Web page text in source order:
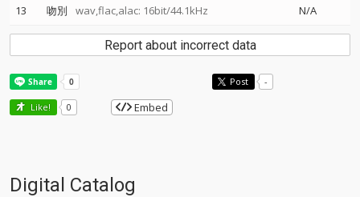
13
吻別 wav,flac,alac: 16bit/44.1kHz N/A
Report about incorrect data
Post -
Like! 0 Embed
Digital Catalog